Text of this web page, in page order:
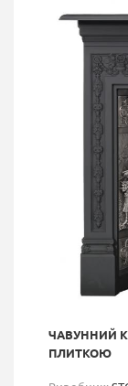
ЧАВУННИЙ
ПЛИТКОЮ